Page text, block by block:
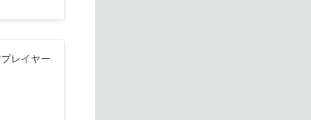
レイヤー